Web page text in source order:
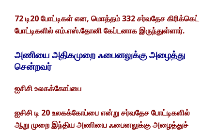
72 டி20 போட்டிகள் என, மொத்தம் 332 சர்வதேச கிரிக்கெட்
போட்டிகளில் எம்.எஸ்.தோனி கேப்டனாக இருந்துள்ளார்.
அணியை அதிகமுறை ஃபைனலுக்கு அழைத்து
சென்றவர்
ஐசிசி உலகக்கோப்பை
ஐசிசி டி 20 உலகக்கோப்பை என்று சர்வதேச போட்டிகளில்
ஆறு முறை இந்திய அணியை ஃபைனலுக்கு அழைத்துச்